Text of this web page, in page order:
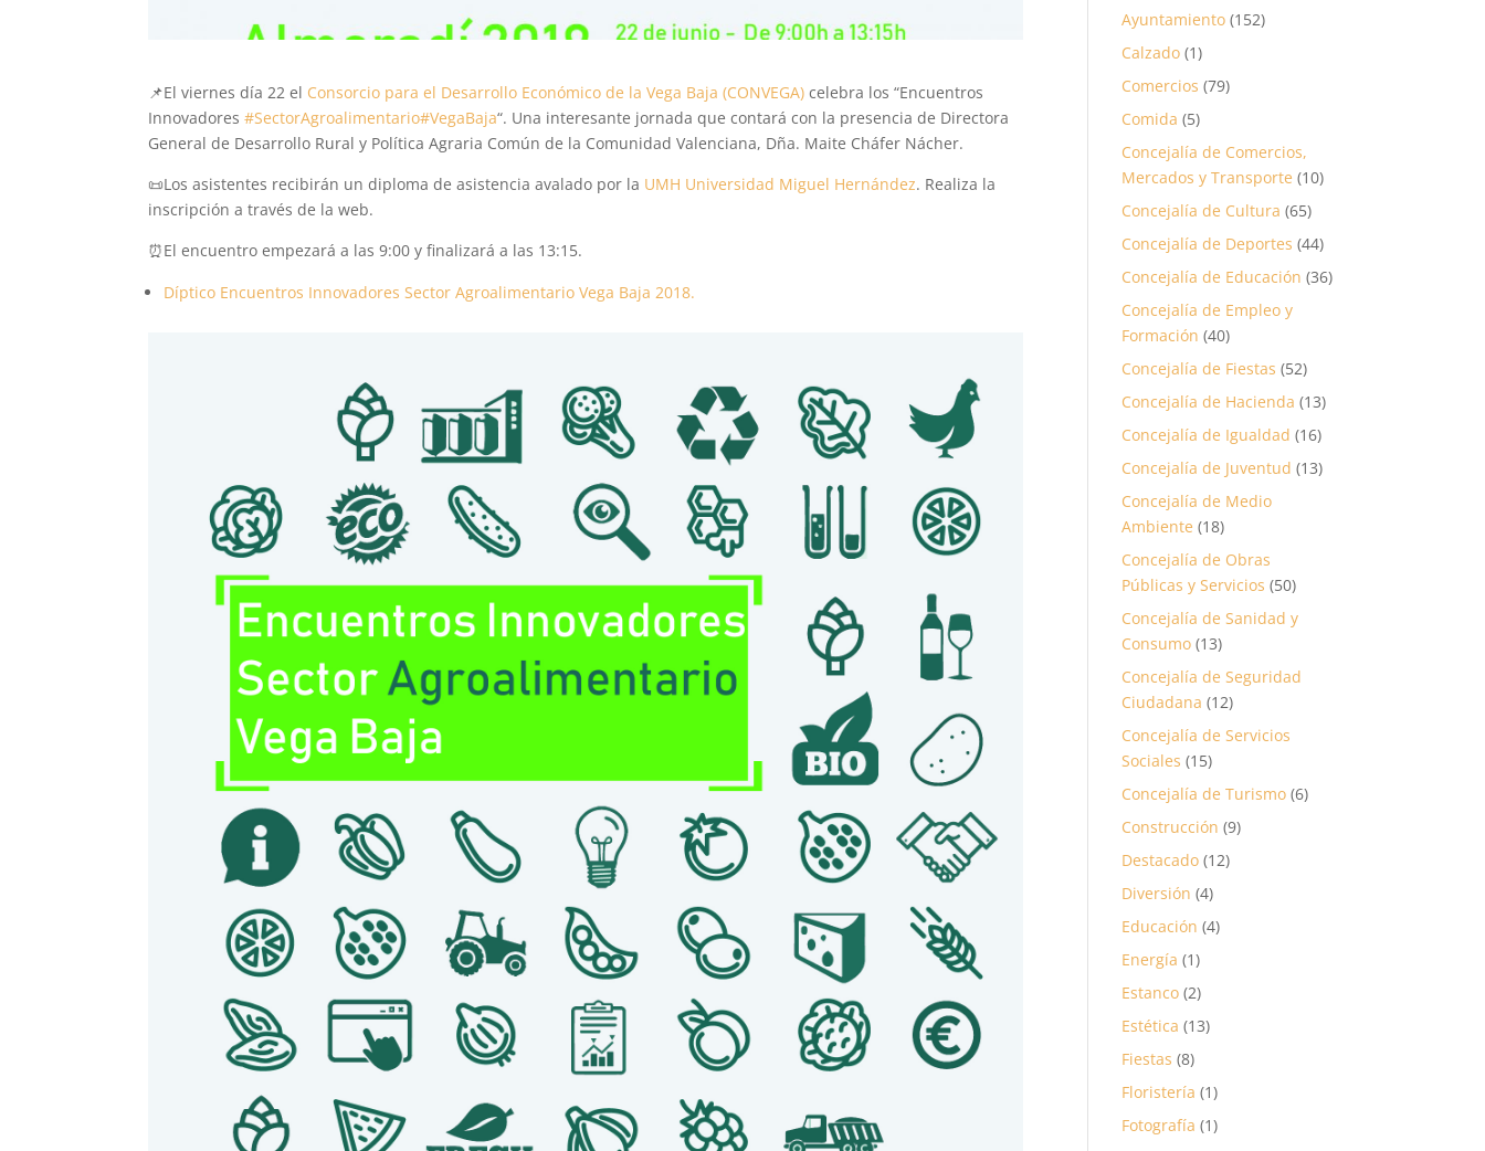
📌El viernes día 22 el Consorcio para el Desarrollo Económico de la Vega Baja (CONVEGA) celebra los “Encuentros
Innovadores#SectorAgroalimentario#VegaBaja“. Una interesante jornada que contará con la presencia de Directora
General de Desarrollo Rural y Política Agraria Común de la Comunidad Valenciana, Dña. Maite Cháfer Nácher.
📜Los asistentes recibirán un diploma de asistencia avalado por la UMH Universidad Miguel Hernández. Realiza la
inscripción a través de la web.
⏰El encuentro empezará a las 9:00 y finalizará a las 13:15.
Díptico Encuentros Innovadores Sector Agroalimentario Vega Baja 2018.
Ayuntamiento (152)
Calzado (1)
Comercios (79)
Comida (5)
Concejalía de Comercios,
Mercados y Transporte (10)
Concejalía de Cultura (65)
Concejalía de Deportes (44)
Concejalía de Educación (36)
Concejalía de Empleo y
Formación (40)
Concejalía de Fiestas (52)
Concejalía de Hacienda (13)
Concejalía de Igualdad (16)
Concejalía de Juventud (13)
Concejalía de Medio
Ambiente (18)
Concejalía de Obras
Públicas y Servicios (50)
Concejalía de Sanidad y
Consumo (13)
Concejalía de Seguridad
Ciudadana (12)
Concejalía de Servicios
Sociales (15)
Concejalía de Turismo (6)
Construcción (9)
Destacado (12)
Diversión (4)
Educación (4)
Energía (1)
Estanco (2)
Estética (13)
Fiestas (8)
Floristería (1)
Fotografía (1)